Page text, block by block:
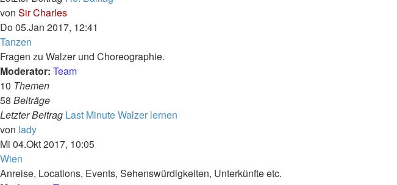
von Sir CharlesNeuester
Beitrag
Do 05.Jan 2017, 12:41
Tanzen
Fragen zu Walzer und Choreographie.
Moderator: Team
10 Themen
58 Beiträge
Letzter Beitrag Last Minute Walzer lernen
von ladyNeuester
Beitrag
Mi 04.Okt 2017, 10:05
Wien
Anreise, Locations, Events, Sehenswürdigkeiten, Unterkünfte etc.